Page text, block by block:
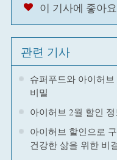
이 기사에 좋아
관련 기사
슈퍼푸드와 아이허
비밀
아이허브 2월 할인
아이허브 할인으로
건강한 삶을 위한 비